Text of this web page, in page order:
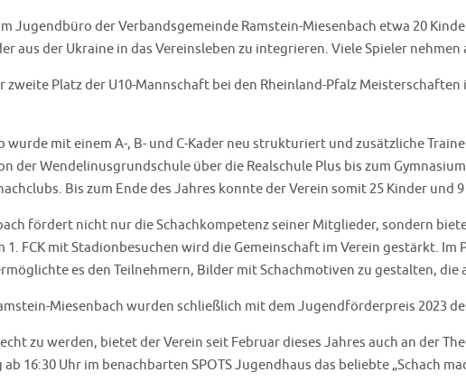
Jugendbüro der Verbandsgemeinde Ramstein-Miesenbach etwa 20
aus der Ukraine in das Vereinsleben zu integrieren. Viele Spieler
Platz der U10-Mannschaft bei den Rheinland-Pfalz
mit einem A-, B- und C-Kader neu strukturiert und zusätzliche
der Wendelinusgrundschule über die Realschule Plus bis zum
Bis zum Ende des Jahres konnte der Verein somit 25 Kinder und
fördert nicht nur die Schachkompetenz seiner Mitglieder, sondern
1. FCK mit Stadionbesuchen wird die Gemeinschaft im Verein gestärkt.
es den Teilnehmern, Bilder mit Schachmotiven zu gestalten,
Miesenbach wurden schließlich mit dem Jugendförderpreis 2023
zu werden, bietet der Verein seit Februar dieses Jahres auch an der
16:30 Uhr im benachbarten SPOTS Jugendhaus das beliebte „Schach